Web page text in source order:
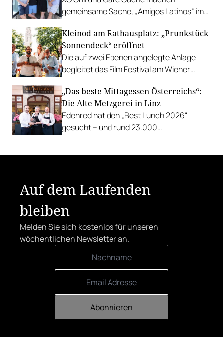
gemeinsame Sache, „Amigos Latinos“ im
Richard Rauch kocht in der Riederalm
u.v.m.
Kleinod am Rathausplatz: „Prunkstück
Sonnendeck“ eröffnet
Die auf zwei Ebenen angelegte Anlage
begleitet das Film Festival am Wiener
mit Cocktails, Snacks und
Veranstaltungsprogramm.
„Das beste Mittagessen Österreichs“:
Die Alte Metzgerei in Linz
Edenred hat den „Best Lunch 2026“
gesucht – und rund 23.000
Auf dem Laufenden
bleiben
Melden Sie sich kostenlos für unseren
wöchentlichen Newsletter an.
Abonnieren